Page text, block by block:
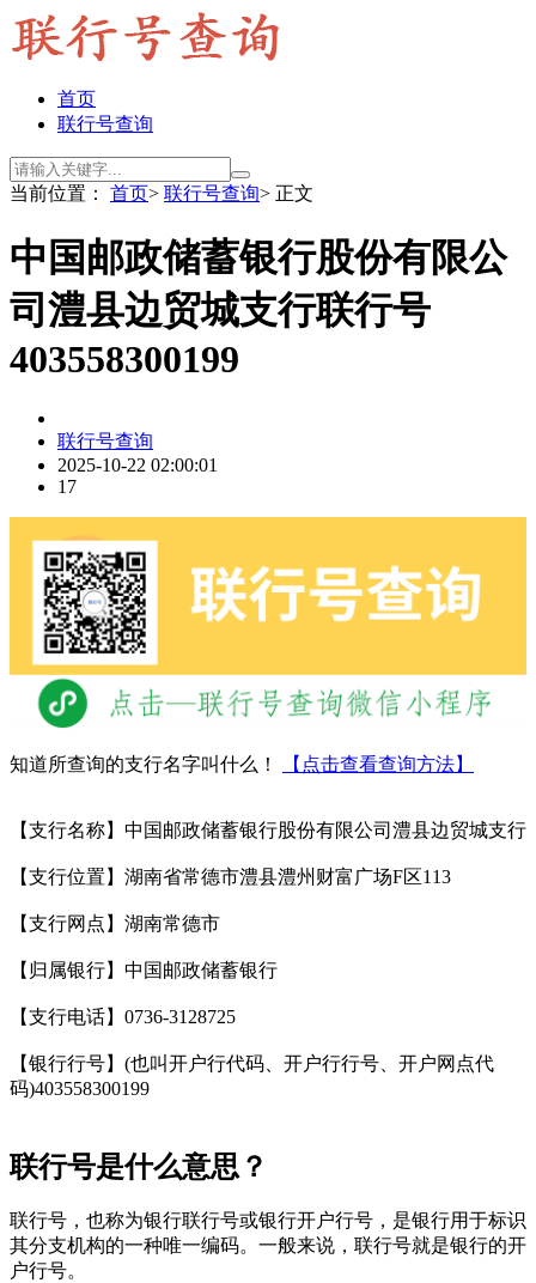
首页
联行号查询
当前位置： 首页> 联行号查询> 正文
中国邮政储蓄银行股份有限公
司澧县边贸城支行联行号
403558300199
联行号查询
2025-10-22 02:00:01
17
知道所查询的支行名字叫什么！ 【点击查看查询方法】
【支行名称】中国邮政储蓄银行股份有限公司澧县边贸城支行
【支行位置】湖南省常德市澧县澧州财富广场F区113
【支行网点】湖南常德市
【归属银行】中国邮政储蓄银行
【支行电话】0736-3128725
【银行行号】(也叫开户行代码、开户行行号、开户网点代
码)403558300199
联行号是什么意思？
联行号，也称为银行联行号或银行开户行号，是银行用于标识
其分支机构的一种唯一编码。一般来说，联行号就是银行的开
户行号。